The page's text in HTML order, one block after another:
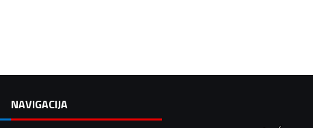
NAVIGACIJA